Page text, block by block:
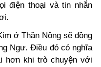
điện thoại và tin nhắn
ở Thần Nông sẽ đồng
Ngư. Điều đó có nghĩa
hơn khi trò chuyện với